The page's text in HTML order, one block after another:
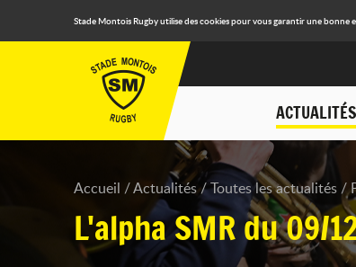
Stade Montois Rugby utilise des cookies pour vous garantir une
ACTUALITÉS
Accueil Actualités Toutes les actualités
L'alpha SMR du 09/